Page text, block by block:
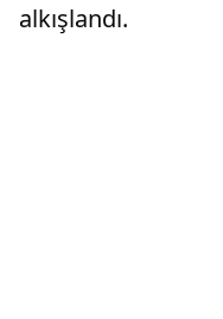
alkışlandı.